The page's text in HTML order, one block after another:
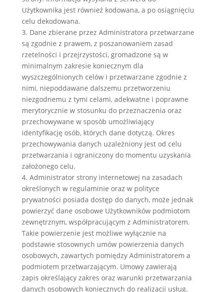
Użytkownika jest również kodowana, a po osiągnięciu
celu dekodowana.
3. Dane zbierane przez Administratora przetwarzane
są zgodnie z prawem, z poszanowaniem zasad
rzetelności i przejrzystości, gromadzone są w
minimalnym zakresie koniecznym dla
wyszczególnionych celów i przetwarzane zgodnie z
nimi, niepoddawane dalszemu przetworzeniu
niezgodnemu z tymi celami, adekwatne i poprawne
merytorycznie w stosunku do przeznaczenia oraz
przechowywane w sposób umożliwiający
identyfikację osób, których dane dotyczą. Okres
przechowywania danych uzależniony jest od celu
przetwarzania i ograniczony do momentu uzyskania
założonego celu.
4. Administrator strony internetowej na zasadach
określonych w regulaminie oraz w polityce
prywatności posiada dostęp do danych, może jednak
powierzyć dane osobowe Użytkowników podmiotom
zewnętrznym, współpracującym z Administratorem.
Takie powierzenie jest możliwe wyłącznie na
podstawie stosownych umów powierzenia danych
osobowych, zawartych pomiędzy Administratorem a
podmiotem przetwarzającym. Umowy zawierają
zapis określający zakres oraz warunki przetwarzania
danych osobowych koniecznych do realizacji usług.